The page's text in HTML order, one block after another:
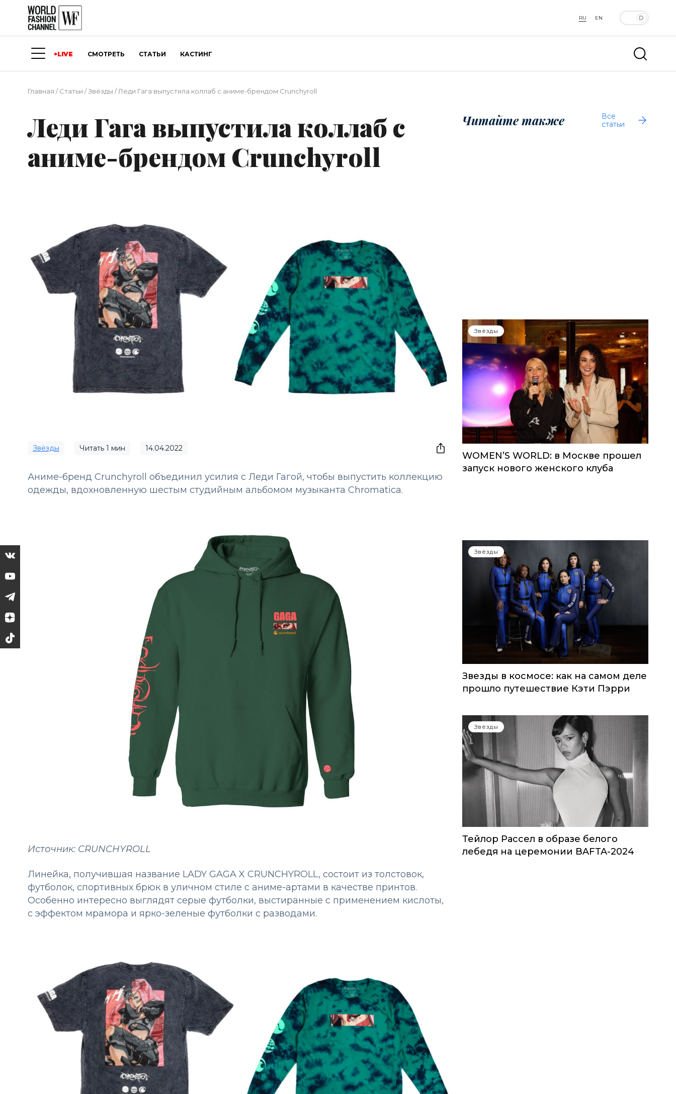
RU EN
LIVE СМОТРЕТЬ СТАТЬИ КАСТИНГ
Главная /Статьи /Звёзды /Леди Гага выпустила коллаб с аниме-брендом Crunchyroll
Леди Гага выпустила коллаб с
аниме-брендом Crunchyroll
Звёзды Читать 1 мин 14.04.2022
Аниме-бренд Crunchyroll объединил усилия с Леди Гагой, чтобы выпустить коллекцию
одежды, вдохновленную шестым студийным альбомом музыканта Chromatica.
Источник: CRUNCHYROLL
Линейка, получившая название LADY GAGA X CRUNCHYROLL, состоит из толстовок,
футболок, спортивных брюк в уличном стиле с аниме-артами в качестве принтов.
Особенно интересно выглядят серые футболки, выстиранные с применением кислоты,
с эффектом мрамора и ярко-зеленые футболки с разводами.
Читайте также
Все
статьи
Звёзды
WOMEN’S WORLD: в Москве прошел
запуск нового женского клуба
Звёзды
Звезды в космосе: как на самом деле
прошло путешествие Кэти Пэрри
Звёзды
Тейлор Рассел в образе белого
лебедя на церемонии BAFTA-2024